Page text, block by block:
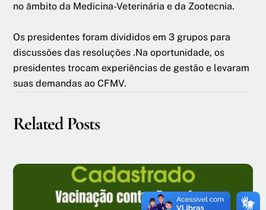
no âmbito da Medicina-Veterinária e da Zootecnia.
Os presidentes foram divididos em 3 grupos para
discussões das resoluções .Na oportunidade, os
presidentes trocam experiências de gestão e levaram
suas demandas ao CFMV.
Related Posts